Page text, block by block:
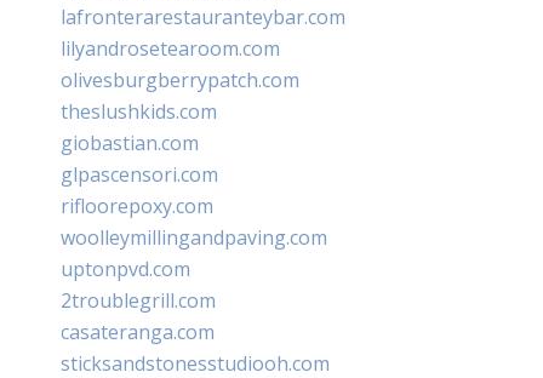
lafronterarestauranteybar.com
lilyandrosetearoom.com
olivesburgberrypatch.com
theslushkids.com
giobastian.com
glpascensori.com
rifloorepoxy.com
woolleymillingandpaving.com
uptonpvd.com
2troublegrill.com
casateranga.com
sticksandstonesstudiooh.com